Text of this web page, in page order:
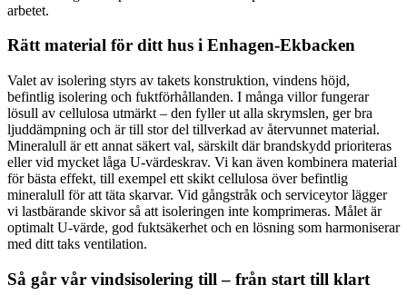
arbetet.
Rätt material för ditt hus i Enhagen‑Ekbacken
Valet av isolering styrs av takets konstruktion, vindens höjd,
befintlig isolering och fuktförhållanden. I många villor fungerar
lösull av cellulosa utmärkt – den fyller ut alla skrymslen, ger bra
ljuddämpning och är till stor del tillverkad av återvunnet material.
Mineralull är ett annat säkert val, särskilt där brandskydd prioriteras
eller vid mycket låga U‑värdeskrav. Vi kan även kombinera material
för bästa effekt, till exempel ett skikt cellulosa över befintlig
mineralull för att täta skarvar. Vid gångstråk och serviceytor lägger
vi lastbärande skivor så att isoleringen inte komprimeras. Målet är
optimalt U‑värde, god fuktsäkerhet och en lösning som harmoniserar
med ditt taks ventilation.
Så går vår vindsisolering till – från start till klart